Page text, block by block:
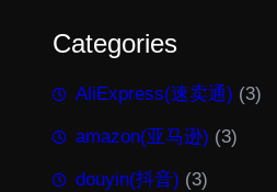
Categories
AliExpress(速卖通) (3)
amazon(亚马逊) (3)
douyin(抖音) (3)